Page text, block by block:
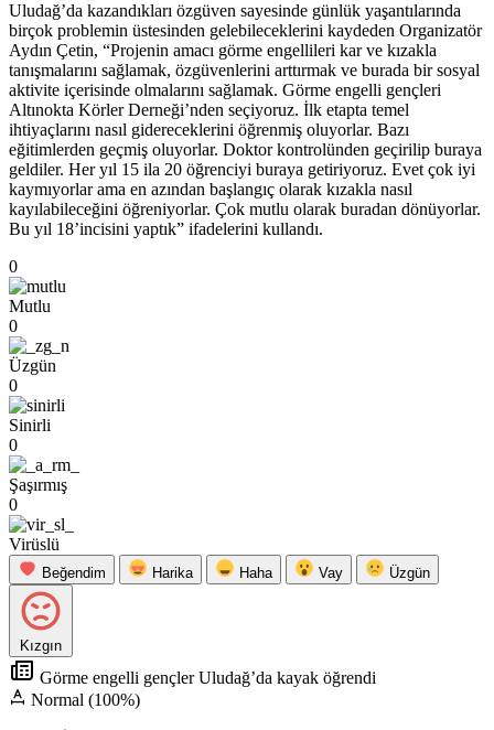
Uludağ’da kazandıkları özgüven sayesinde günlük yaşantılarında
birçok problemin üstesinden gelebileceklerini kaydeden Organizatör
Aydın Çetin, “Projenin amacı görme engellileri kar ve kızakla
tanışmalarını sağlamak, özgüvenlerini arttırmak ve burada bir sosyal
aktivite içerisinde olmalarını sağlamak. Görme engelli gençleri
Altınokta Körler Derneği’nden seçiyoruz. İlk etapta temel
ihtiyaçlarını nasıl gidereceklerini öğrenmiş oluyorlar. Bazı
eğitimlerden geçmiş oluyorlar. Doktor kontrolünden geçirilip buraya
geldiler. Her yıl 15 ila 20 öğrenciyi buraya getiriyoruz. Evet çok iyi
kaymıyorlar ama en azından başlangıç olarak kızakla nasıl
kayılabileceğini öğreniyorlar. Çok mutlu olarak buradan dönüyorlar.
Bu yıl 18’incisini yaptık” ifadelerini kullandı.
0
Mutlu
0
Üzgün
0
Sinirli
0
Şaşırmış
0
Virüslü
Beğendim Harika Haha Vay Üzgün
Kızgın
Görme engelli gençler Uludağ’da kayak öğrendi
Normal (100%)